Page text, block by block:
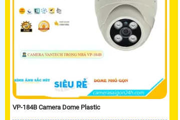
VP-184B Camera Dome Plastic